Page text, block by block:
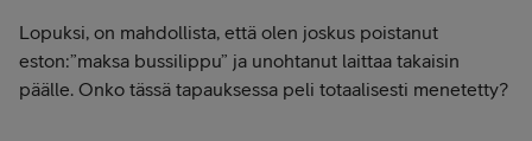
Lopuksi, on mahdollista, että olen joskus poistanut
eston:”maksa bussilippu” ja unohtanut laittaa takaisin
päälle. Onko tässä tapauksessa peli totaalisesti menetetty?